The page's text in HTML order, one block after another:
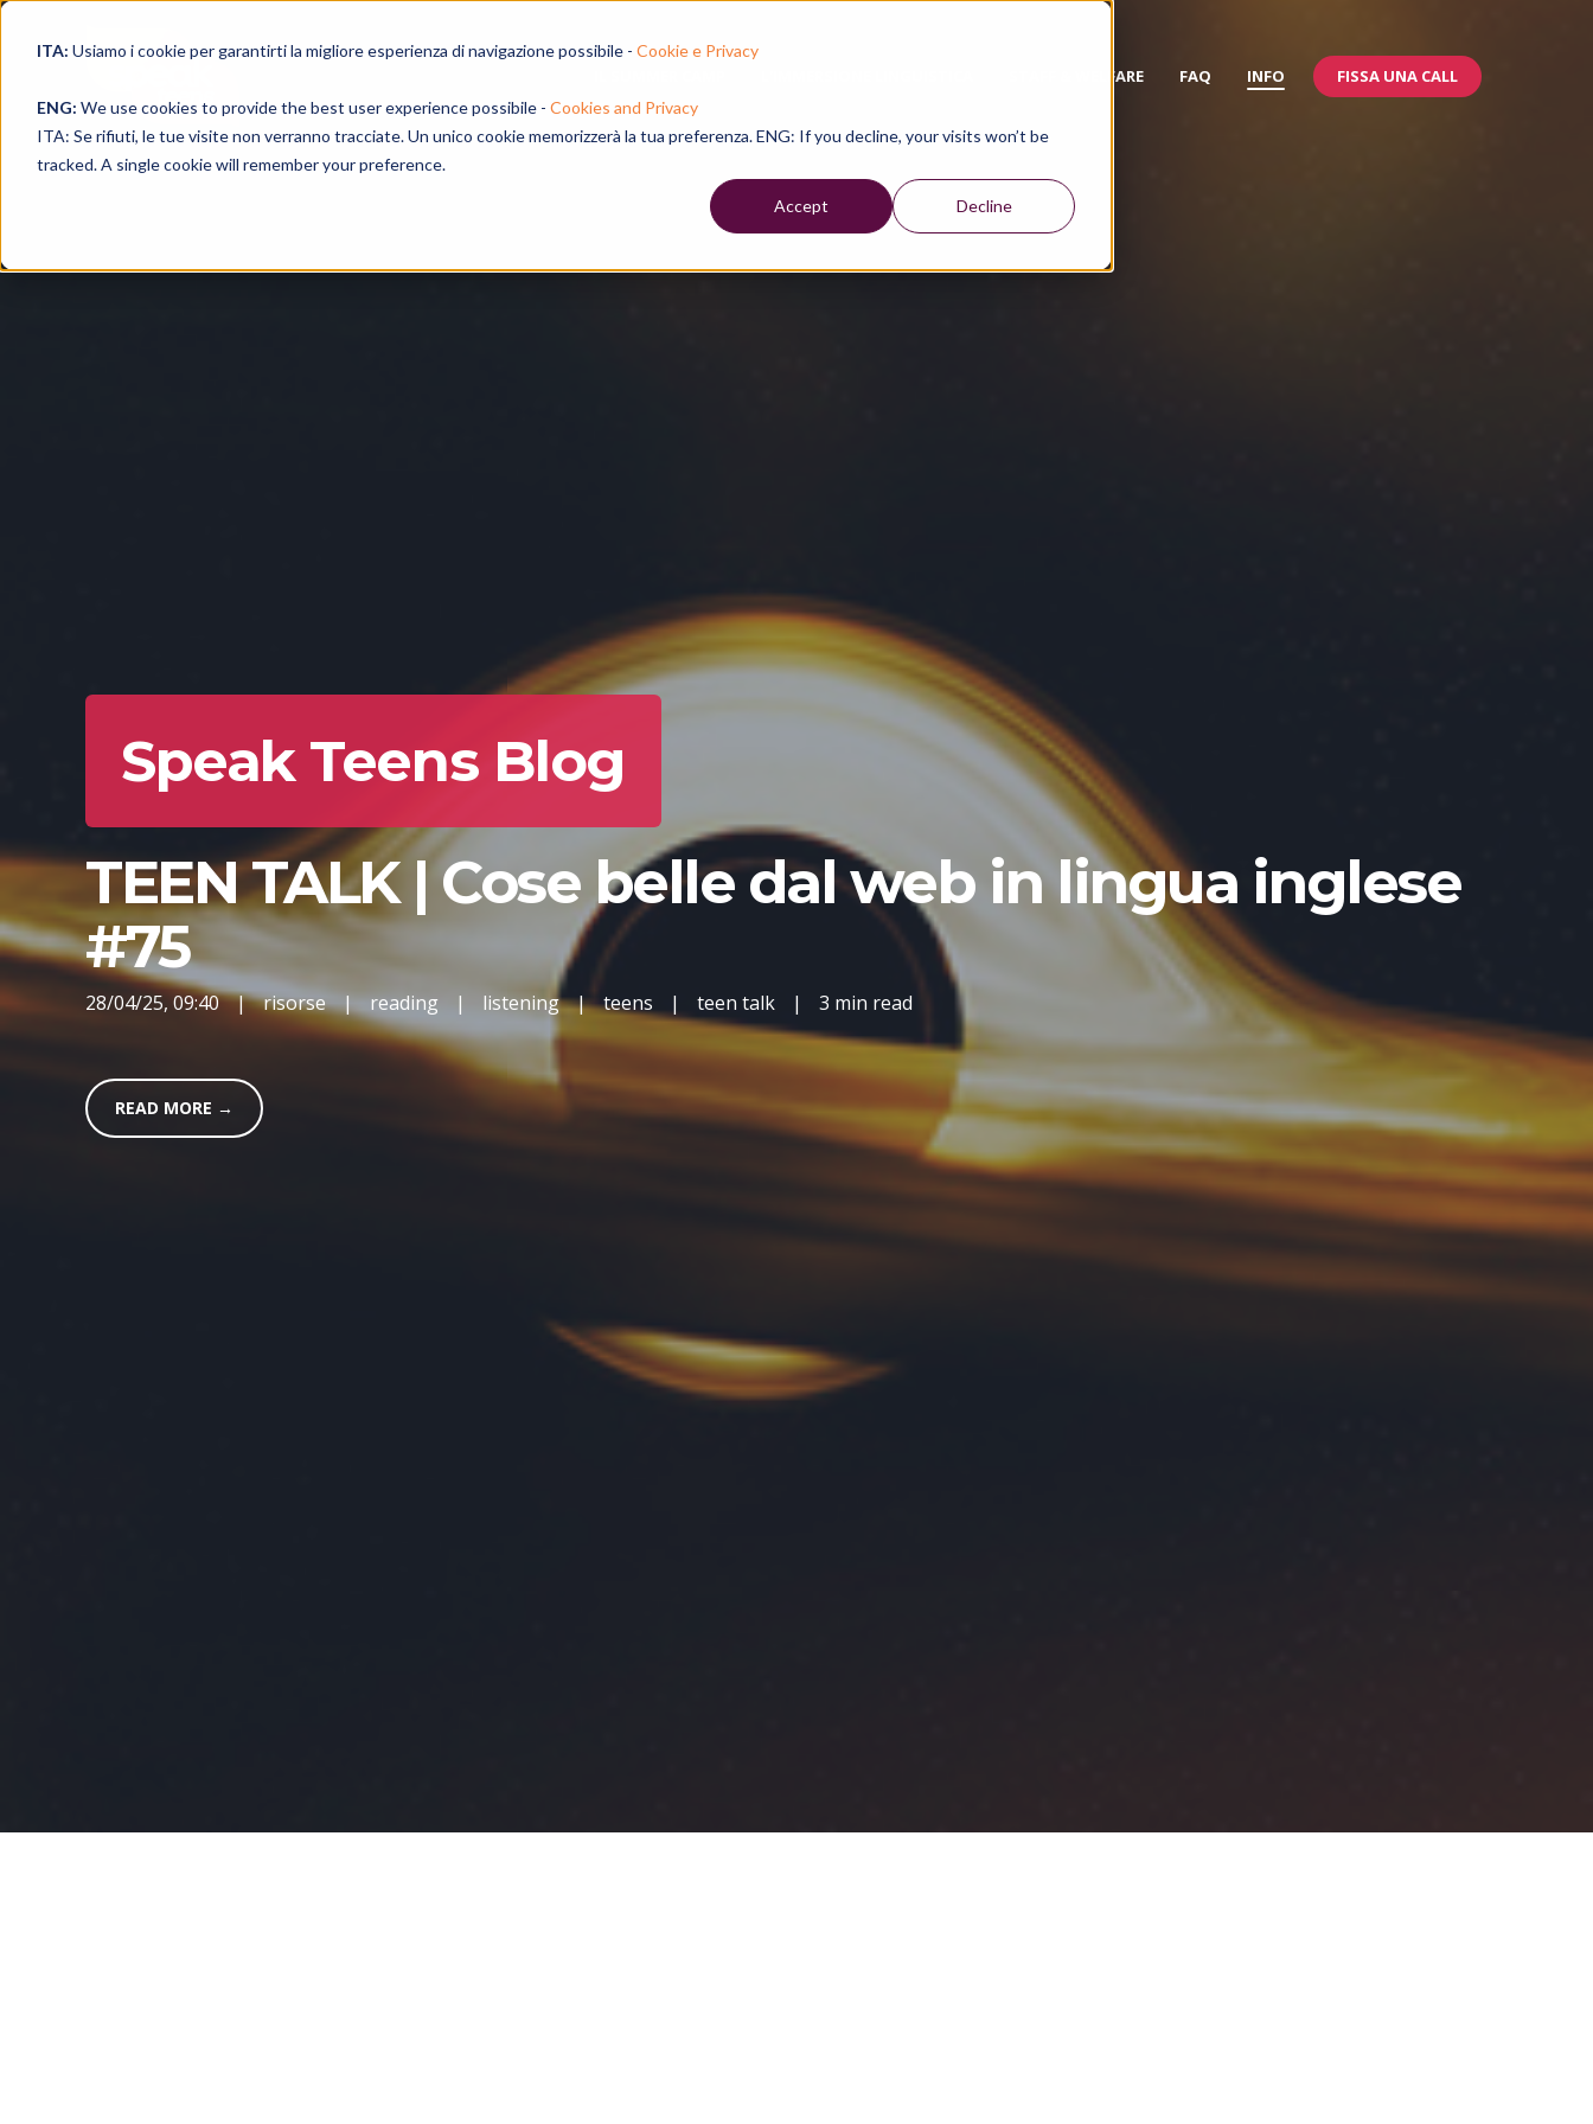
ITA: Usiamo i cookie per garantirti la migliore esperienza di navigazione possibile - Cookie e Privacy
ENG: We use cookies to provide the best user experience possibile - Cookies and Privacy
ITA: Se rifiuti, le tue visite non verranno tracciate. Un unico cookie memorizzerà la tua preferenza. ENG: If you decline, your visits won’t be
tracked. A single cookie will remember your preference.
Accept Decline
STAFF & WELFARE FAQ INFO FISSA UNA CALL
Speak Teens Blog
TEEN TALK | Cose belle dal web in lingua inglese
#75
28/04/25, 09:40 | risorse | reading | listening | teens | teen talk | 3 min read
READ MORE →